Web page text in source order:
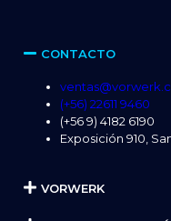
CONTACTO
(+56) 22611 9460
(+56 9) 4182 6190
Exposición 910,
VORWERK